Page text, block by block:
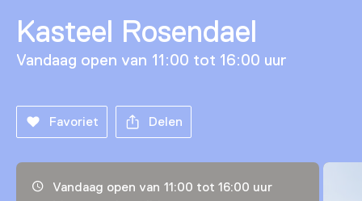
Kasteel Rosendael
Vandaag open van 11:00 tot 16:00 uur
Favoriet Delen
Openingstijden, adres & telefoonnummer
Vandaag open van 11:00 tot 16:00 uur